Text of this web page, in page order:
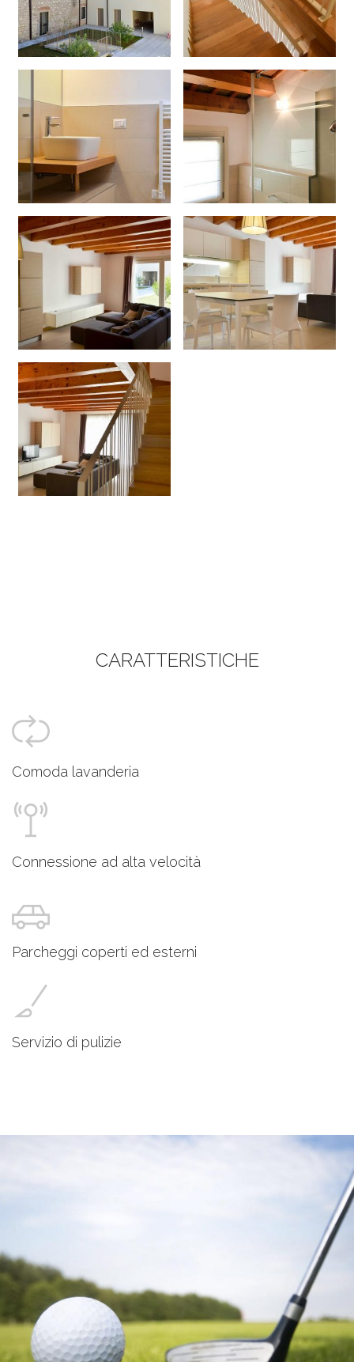
CARATTERISTICHE
Comoda lavanderia
Connessione ad alta velocità
Parcheggi coperti ed esterni
Servizio di pulizie